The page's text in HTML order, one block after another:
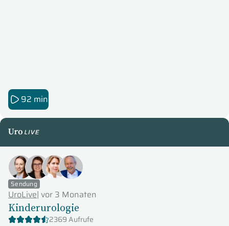
92 min
UroLive
Sendung
UroLive| vor 3 Monaten
Kinderurologie
2369 Aufrufe